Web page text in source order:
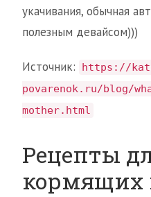
укачивания, обычная
полезным девайсом)))
Источник:
https://
povarenok.ru/blog/
mother.html
Рецепты